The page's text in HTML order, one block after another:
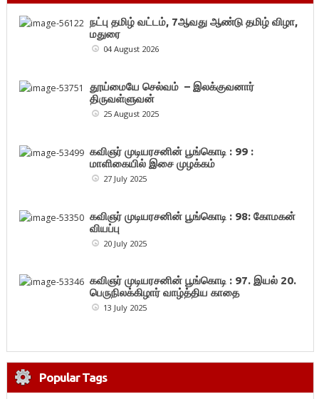
நட்பு தமிழ் வட்டம், 7ஆவது ஆண்டு தமிழ் விழா,
மதுரை
04 August 2026
தூய்மையே செல்வம் – இலக்குவனார்
திருவள்ளுவன்
25 August 2025
கவிஞர் முடியரசனின் பூங்கொடி : 99 :
மாளிகையில் இசை முழக்கம்
27 July 2025
கவிஞர் முடியரசனின் பூங்கொடி : 98: கோமகன்
வியப்பு
20 July 2025
கவிஞர் முடியரசனின் பூங்கொடி : 97. இயல் 20.
பெருநிலக்கிழார் வாழ்த்திய காதை
13 July 2025
Popular Tags